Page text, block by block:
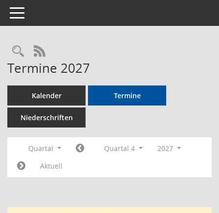
Toggle navigation
Rechercheauswahl
RSS-Feed
Termine 2027
Kalender Termine
Niederschriften
Quartal Quartal 4
2027
Aktuell